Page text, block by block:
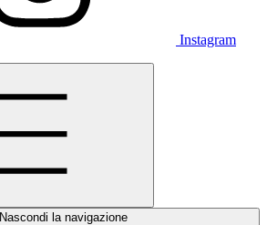
Instagram
Nascondi la navigazione